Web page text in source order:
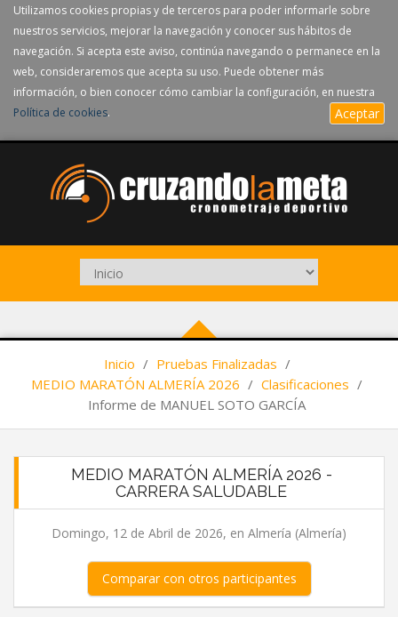
Utilizamos cookies propias y de terceros para poder informarle sobre
nuestros servicios, mejorar la navegación y conocer sus hábitos de
navegación. Si acepta este aviso, continúa navegando o permanece en la
web, consideraremos que acepta su uso. Puede obtener más
información, o bien conocer cómo cambiar la configuración, en nuestra
Política de cookies. Aceptar
Inicio / Pruebas Finalizadas /
MEDIO MARATÓN ALMERÍA 2026 / Clasificaciones /
Informe de MANUEL SOTO GARCÍA
MEDIO MARATÓN ALMERÍA 2026 -
CARRERA SALUDABLE
Domingo, 12 de Abril de 2026, en Almería (Almería)
Comparar con otros participantes